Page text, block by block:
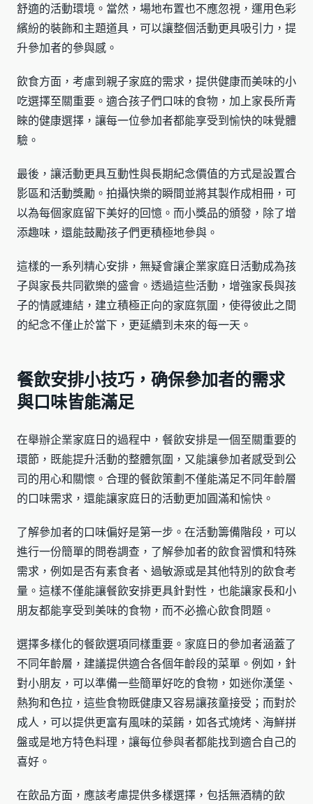
舒適的活動環境。當然，場地布置也不應忽視，運用色彩
繽紛的裝飾和主題道具，可以讓整個活動更具吸引力，提
升參加者的參與感。
飲食方面，考慮到親子家庭的需求，提供健康而美味的小
吃選擇至關重要。適合孩子們口味的食物，加上家長所青
睞的健康選擇，讓每一位參加者都能享受到愉快的味覺體
驗。
最後，讓活動更具互動性與長期紀念價值的方式是設置合
影區和活動獎勵。拍攝快樂的瞬間並將其製作成相冊，可
以為每個家庭留下美好的回憶。而小獎品的頒發，除了增
添趣味，還能鼓勵孩子們更積極地參與。
這樣的一系列精心安排，無疑會讓企業家庭日活動成為孩
子與家長共同歡樂的盛會。透過這些活動，增強家長與孩
子的情感連結，建立積極正向的家庭氛圍，使得彼此之間
的紀念不僅止於當下，更延續到未來的每一天。
餐飲安排小技巧，确保參加者的需求
與口味皆能滿足
在舉辦企業家庭日的過程中，餐飲安排是一個至關重要的
環節，既能提升活動的整體氛圍，又能讓參加者感受到公
司的用心和關懷。合理的餐飲策劃不僅能滿足不同年齡層
的口味需求，還能讓家庭日的活動更加圓滿和愉快。
了解參加者的口味偏好是第一步。在活動籌備階段，可以
進行一份簡單的問卷調查，了解參加者的飲食習慣和特殊
需求，例如是否有素食者、過敏源或是其他特別的飲食考
量。這樣不僅能讓餐飲安排更具針對性，也能讓家長和小
朋友都能享受到美味的食物，而不必擔心飲食問題。
選擇多樣化的餐飲選項同樣重要。家庭日的參加者涵蓋了
不同年齡層，建議提供適合各個年齡段的菜單。例如，針
對小朋友，可以準備一些簡單好吃的食物，如迷你漢堡、
熱狗和色拉，這些食物既健康又容易讓孩童接受；而對於
成人，可以提供更富有風味的菜餚，如各式燒烤、海鮮拼
盤或是地方特色料理，讓每位參與者都能找到適合自己的
喜好。
在飲品方面，應該考慮提供多樣選擇，包括無酒精的飲